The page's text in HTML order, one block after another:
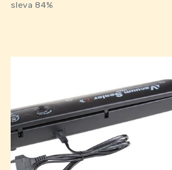
sleva 84%